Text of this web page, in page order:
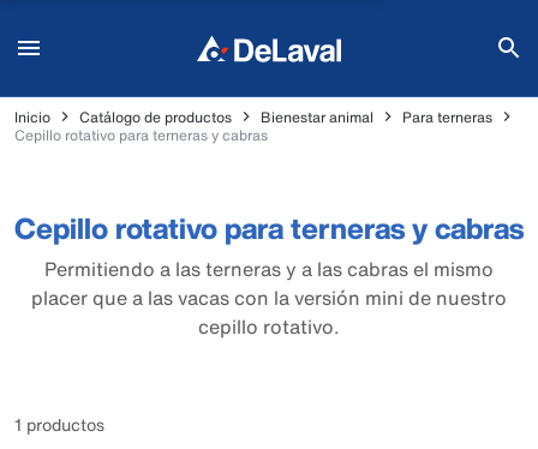
Inicio Catálogo de productos Bienestar animal
Para terneras
Cepillo rotativo para terneras y cabras
Cepillo rotativo para terneras y cabras
Permitiendo a las terneras y a las cabras el mismo
placer que a las vacas con la versión mini de nuestro
cepillo rotativo.
1 productos